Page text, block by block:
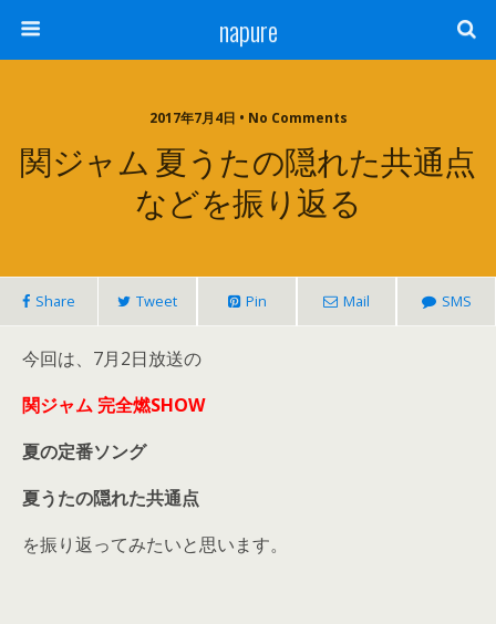
napure
2017年7月4日 • No Comments
関ジャム 夏うたの隠れた共通点
などを振り返る
Share Tweet Pin Mail SMS
今回は、7月2日放送の
関ジャム 完全燃SHOW
夏の定番ソング
夏うたの隠れた共通点
を振り返ってみたいと思います。